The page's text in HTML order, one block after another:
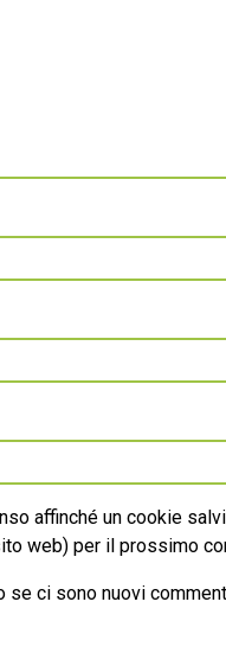
affinché un cookie
web) per il prossimo
se ci sono nuovi